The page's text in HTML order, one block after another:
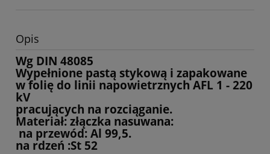
Opis
Wg DIN 48085
Wypełnione pastą stykową i zapakowane
w folię do linii napowietrznych AFL 1 - 220
kV
pracujących na rozciąganie.
Materiał: złączka nasuwana:
na przewód: Al 99,5.
na rdzeń :St 52